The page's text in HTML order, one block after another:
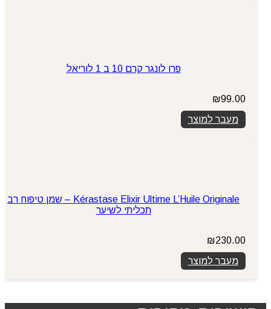
פרו לונגר קרם 10 ב 1 לוריאל
₪99.00
מעבר למוצר
Kérastase Elixir Ultime L’Huile Originale – שמן טיפוח רב
תכליתי לשיער
₪230.00
מעבר למוצר